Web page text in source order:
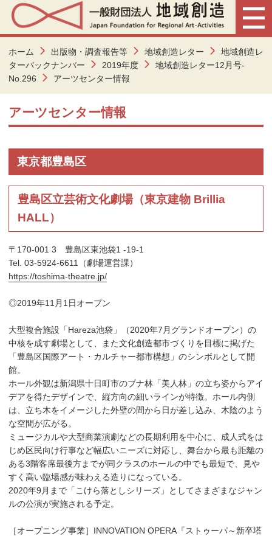
ホーム 出版物・調査報告等 地域創造レター
地域創造レ
ターバックナンバー
2019年度
地域創造レター12月号-
No.296
アーツセンター情報
アーツセンター情報
東京都豊島区
豊島区立芸術文化劇場（東京建物 Brillia
HALL）
〒170-001 3 豊島区東池袋1 -19-1
Tel. 03-5924-6611（劇場運営課）
https://toshima-theatre.jp/
◎2019年11月1日オープン
大型複合施設「Hareza池袋」（2020年7月グランドオープン）の
中核を成す劇場として、また文化創造都市づくりを目標に掲げた
「豊島区国際アート・カルチャー都市構想」のシンボルとして開
館。
ホール外観は新潟県十日町市のブナ林「美人林」の立ち姿からアイ
デアを得たデザインで、縦方向の細いラインが特徴。ホール内側
は、立ち木をイメージした外壁の間から日が差し込み、木陰のよう
な空間が広がる。
ミュージカルや大型商業演劇などの長期利用を中心に、成人式をは
じめ区民向け行事など幅広いニーズに対応し、舞台から最も距離の
ある3階客席最後方までが同クラスのホールの中でも最短で、見や
すく高い臨場感が味わえる造りになっている。
2020年9月まで「こけら落としシリーズ」としてさまざまなジャン
ルの公演が実施される予定。
［オープニング事業］INNOVATION OPERA『ストゥーパ～新卒塔